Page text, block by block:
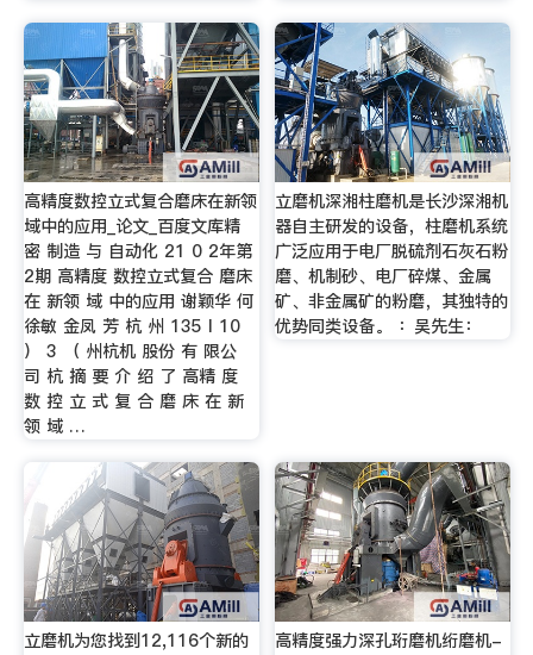
高精度数控立式复合磨床在新领
域中的应用_论文_百度文库精
密 制造 与 自动化 21 0 2年第
2期 高精度 数控立式复合 磨床
在 新领 域 中的应用 谢颖华 何
徐敏 金凤 芳 杭 州 135 I 10
） 3 （ 州杭机 股份 有 限公
司 杭 摘 要 介 绍 了 高精 度
数 控 立 式 复 合 磨 床 在 新
领 域 …
立磨机深湘柱磨机是长沙深湘机
器自主研发的设备，柱磨机系统
广泛应用于电厂脱硫剂石灰石粉
磨、机制砂、电厂碎煤、金属
矿、非金属矿的粉磨，其独特的
优势同类设备。 ：吴先生：
立磨机为您找到12,116个新的
高精度强力深孔珩磨机绗磨机-